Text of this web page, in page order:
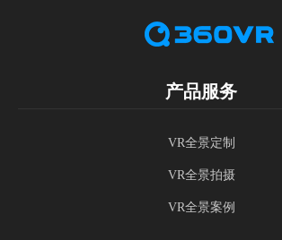
产品服务
VR全景定制
VR全景拍摄
VR全景案例